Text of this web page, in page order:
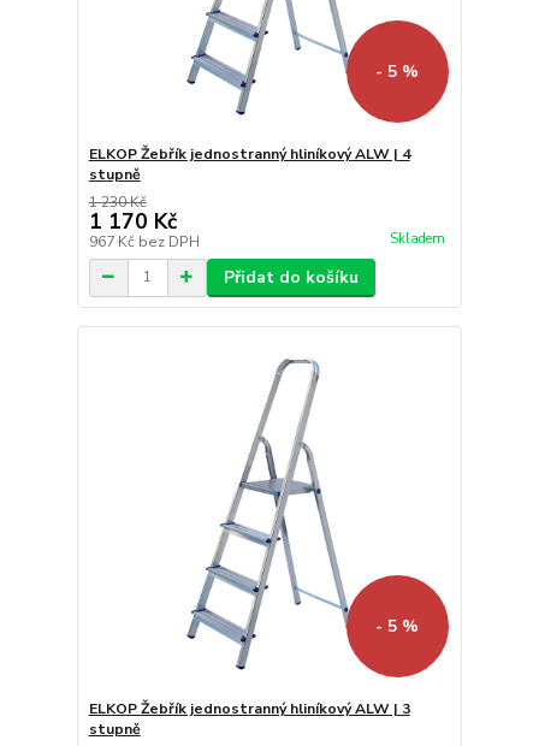
- 5 %
ELKOP Žebřík jednostranný hliníkový ALW | 4
stupně
1 230 Kč
1 170 Kč
967 Kč bez DPH Skladem
Přidat do košíku
- 5 %
ELKOP Žebřík jednostranný hliníkový ALW | 3
stupně